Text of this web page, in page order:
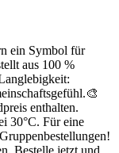
ein Symbol für
aus 100 %
enthalten.
30°C. Für eine
Bestelle jetzt und